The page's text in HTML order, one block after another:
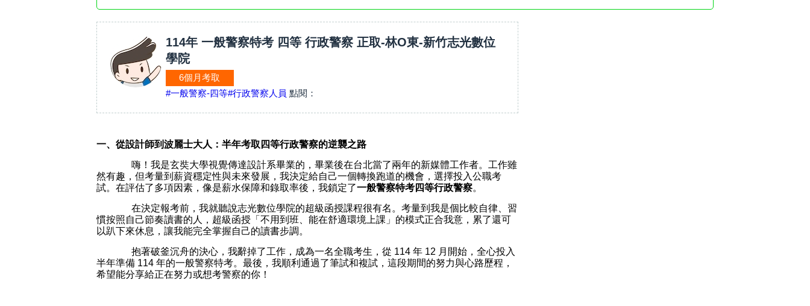
114年 一般警察特考 四等 行政警察 正取-林O東-新竹志光數位
學院
6個月考取
#一般警察-四等#行政警察人員 點閱：
一、從設計師到波麗士大人：半年考取四等行政警察的逆襲之路
嗨！我是玄奘大學視覺傳達設計系畢業的，畢業後在台北當了兩年的新媒體工作者。工作雖
然有趣，但考量到薪資穩定性與未來發展，我決定給自己一個轉換跑道的機會，選擇投入公職考
試。在評估了多項因素，像是薪水保障和錄取率後，我鎖定了一般警察特考四等行政警察。
在決定報考前，我就聽說志光數位學院的超級函授課程很有名。考量到我是個比較自律、習
慣按照自己節奏讀書的人，超級函授「不用到班、能在舒適環境上課」的模式正合我意，累了還可
以趴下來休息，讓我能完全掌握自己的讀書步調。
抱著破釜沉舟的決心，我辭掉了工作，成為一名全職考生，從 114 年 12 月開始，全心投入
半年準備 114 年的一般警察特考。最後，我順利通過了筆試和複試，這段期間的努力與心路歷程，
希望能分享給正在努力或想考警察的你！